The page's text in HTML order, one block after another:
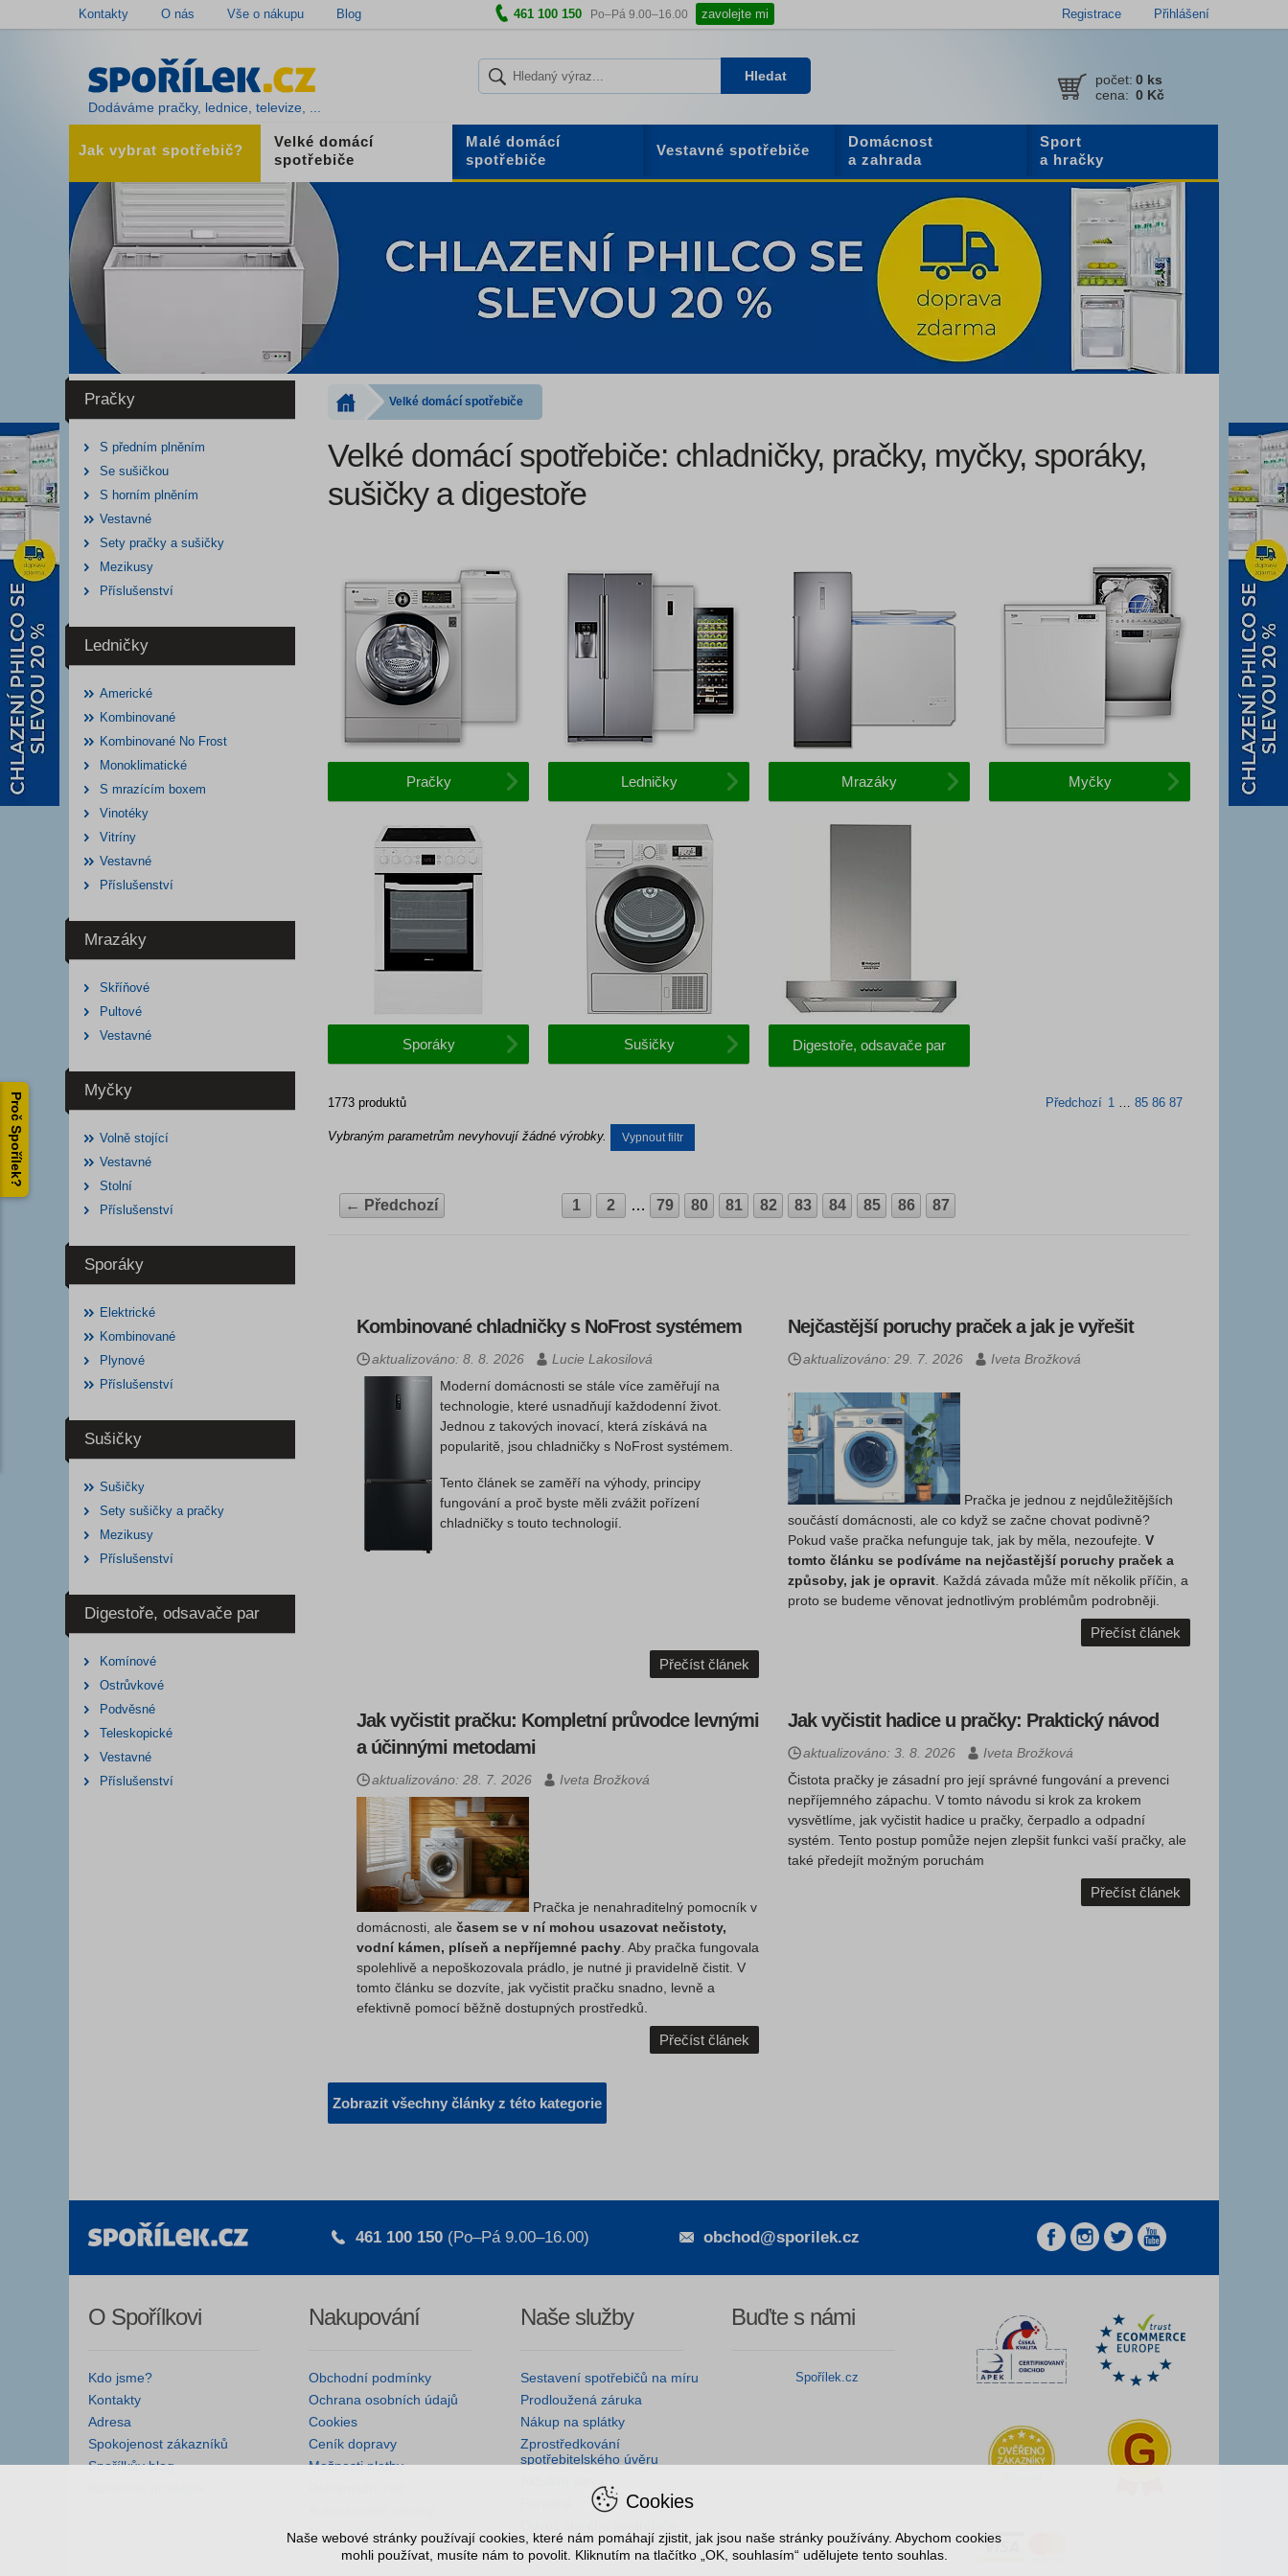
Proč Spořílek?
Kontakty O nás Vše o nákupu Blog 461 100 150 Po–Pá 9.00–16.00 zavolejte mi Registrace Přihlášení
Dodáváme pračky, lednice, televize, ...
počet: 0 ks
cena: 0 Kč
Hledat
Jak vybrat spotřebič?
Velké domácí
spotřebiče
Malé domácí
spotřebiče
Vestavné spotřebiče
Domácnost
a zahrada
Sport
a hračky
Velké domácí spotřebiče
Velké domácí spotřebiče: chladničky, pračky, myčky, sporáky,
sušičky a digestoře
Pračky Ledničky Mrazáky Myčky
Sporáky Sušičky Digestoře, odsavače par
1773 produktů Předchozí 1 … 85 86 87
Vybraným parametrům nevyhovují žádné výrobky. Vypnout filtr
← Předchozí 1 2 … 79 80 81 82 83 84 85 86 87
Kombinované chladničky s NoFrost systémem
aktualizováno: 8. 8. 2026
Lucie Lakosilová
Moderní domácnosti se stále více zaměřují na
technologie, které usnadňují každodenní život.
Jednou z takových inovací, která získává na
popularitě, jsou chladničky s NoFrost systémem.
Tento článek se zaměří na výhody, principy
fungování a proč byste měli zvážit pořízení
chladničky s touto technologií.
Přečíst článek
Nejčastější poruchy praček a jak je vyřešit
aktualizováno: 29. 7. 2026 Iveta Brožková
Pračka je jednou z nejdůležitějších
součástí domácnosti, ale co když se začne chovat podivně?
Pokud vaše pračka nefunguje tak, jak by měla, nezoufejte. V
tomto článku se podíváme na nejčastější poruchy praček a
způsoby, jak je opravit . Každá závada může mít několik příčin, a
proto se budeme věnovat jednotlivým problémům podrobněji.
Přečíst článek
Jak vyčistit pračku: Kompletní průvodce levnými
a účinnými metodami
aktualizováno: 28. 7. 2026 Iveta Brožková
Pračka je nenahraditelný pomocník v
domácnosti, ale časem se v ní mohou usazovat nečistoty,
vodní kámen, plíseň a nepříjemné pachy . Aby pračka fungovala
spolehlivě a nepoškozovala prádlo, je nutné ji pravidelně čistit. V
tomto článku se dozvíte, jak vyčistit pračku snadno, levně a
efektivně pomocí běžně dostupných prostředků.
Přečíst článek
Jak vyčistit hadice u pračky: Praktický návod
aktualizováno: 3. 8. 2026
Iveta Brožková
Čistota pračky je zásadní pro její správné fungování a prevenci
nepříjemného zápachu. V tomto návodu si krok za krokem
vysvětlíme, jak vyčistit hadice u pračky, čerpadlo a odpadní
systém. Tento postup pomůže nejen zlepšit funkci vaší pračky, ale
také předejít možným poruchám
Přečíst článek
Zobrazit všechny články z této kategorie
Pračky
S předním plněním
Se sušičkou
S horním plněním
Vestavné
Sety pračky a sušičky
Mezikusy
Příslušenství
Ledničky
Americké
Kombinované
Kombinované No Frost
Monoklimatické
S mrazícím boxem
Vinotéky
Vitríny
Vestavné
Příslušenství
Mrazáky
Skříňové
Pultové
Vestavné
Myčky
Volně stojící
Vestavné
Stolní
Příslušenství
Sporáky
Elektrické
Kombinované
Plynové
Příslušenství
Sušičky
Sušičky
Sety sušičky a pračky
Mezikusy
Příslušenství
Digestoře, odsavače par
Komínové
Ostrůvkové
Podvěsné
Teleskopické
Vestavné
Příslušenství
461 100 150 (Po–Pá 9.00–16.00) obchod@sporilek.cz
O Spořílkovi
Kdo jsme?
Kontakty
Adresa
Spokojenost zákazníků
Spořílkův blog
Nakupování
Obchodní podmínky
Ochrana osobních údajů
Cookies
Ceník dopravy
Možnosti platby
Nejčastější dotazy
Naše služby
Sestavení spotřebičů na míru
Prodloužená záruka
Nákup na splátky
Zprostředkování
spotřebitelského úvěru
Buďte s námi
Spořílek.cz
Cookies
Naše webové stránky používají cookies, které nám pomáhají zjistit, jak jsou naše stránky používány. Abychom cookies
mohli používat, musíte nám to povolit. Kliknutím na tlačítko „OK, souhlasím“ udělujete tento souhlas.